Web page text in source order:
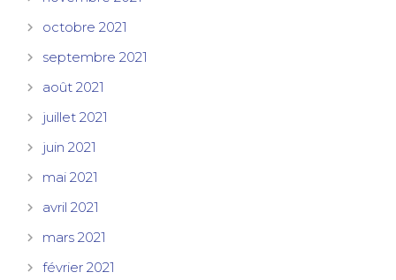
octobre 2021
septembre 2021
août 2021
juillet 2021
juin 2021
mai 2021
avril 2021
mars 2021
février 2021